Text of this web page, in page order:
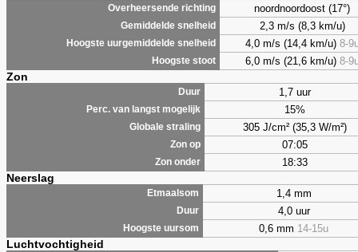
Overheersende richting noordnoordoost (17°)
Gemiddelde snelheid 2,3 m/s (8,3 km/u)
Hoogste uurgemiddelde snelheid 4,0 m/s (14,4 km/u) 8-
Hoogste stoot 6,0 m/s (21,6 km/u) 8-
Zon
Duur 1,7 uur
Perc. van langst mogelijk 15%
Globale straling 305 J/cm² (35,3 W/m²)
Zon op 07:05
Zon onder 18:33
Neerslag
Etmaalsom 1,4 mm
Duur 4,0 uur
Hoogste uursom 0,6 mm 14-15u
Luchtvochtigheid